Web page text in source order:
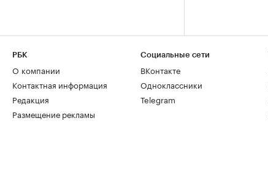
РБК
О компании
Контактная информация
Редакция
Размещение рекламы
Социальные сети
ВКонтакте
Одноклассники
Telegram